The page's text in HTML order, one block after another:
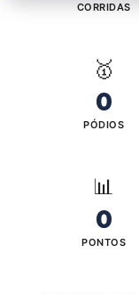
CORRIDAS
🥇
0
PÓDIOS
📊
0
PONTOS